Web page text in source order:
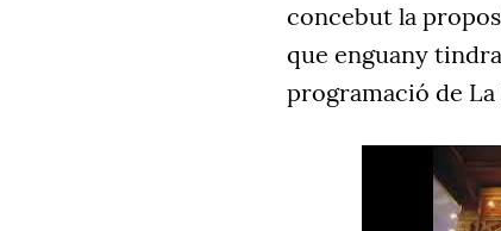
concebut la
que enguany
programació de